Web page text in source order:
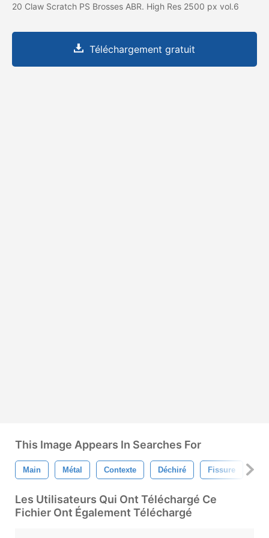
20 Claw Scratch PS Brosses ABR. High Res 2500 px vol.6
Téléchargement gratuit
This Image Appears In Searches For
Main Métal Contexte Déchiré Fissure
Les Utilisateurs Qui Ont Téléchargé Ce
Fichier Ont Également Téléchargé